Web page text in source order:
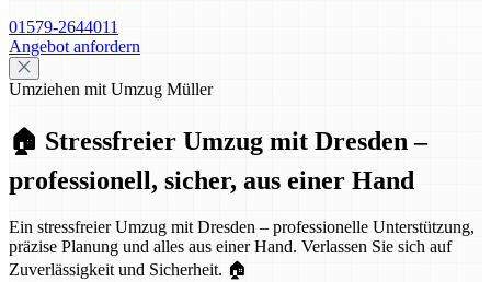
01579-2644011
Angebot anfordern
Umziehen mit Umzug Müller
🏠 Stressfreier Umzug mit Dresden –
professionell, sicher, aus einer Hand
Ein stressfreier Umzug mit Dresden – professionelle Unterstützung,
präzise Planung und alles aus einer Hand. Verlassen Sie sich auf
Zuverlässigkeit und Sicherheit. 🏠